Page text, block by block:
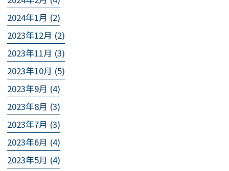
2024年1月 (2)
2023年12月 (2)
2023年11月 (3)
2023年10月 (5)
2023年9月 (4)
2023年8月 (3)
2023年7月 (3)
2023年6月 (4)
2023年5月 (4)